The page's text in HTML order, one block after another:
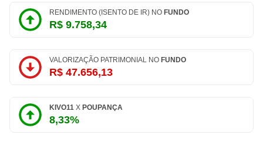
RENDIMENTO (ISENTO DE IR) NO FUNDO
R$ 9.758,34
VALORIZAÇÃO PATRIMONIAL NO FUNDO
R$ 47.656,13
KIVO11 X POUPANÇA
8,33%